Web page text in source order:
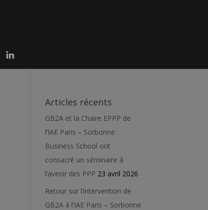
n
Articles récents
GB2A et la Chaire EPPP de
l’IAE Paris – Sorbonne
Business School ont
consacré un séminaire à
l’avenir des PPP 23 avril 2026
Retour sur l’intervention de
GB2A à l’IAE Paris – Sorbonne